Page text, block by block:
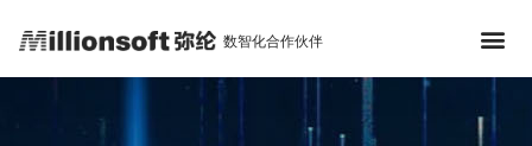
数智化合作伙伴